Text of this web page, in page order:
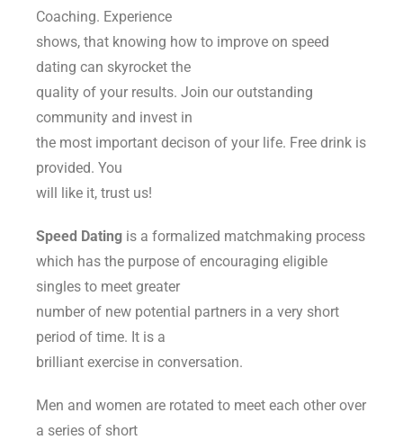
Coaching. Experience
shows, that knowing how to improve on speed
dating can skyrocket the
quality of your results. Join our outstanding
community and invest in
the most important decison of your life. Free drink is
provided. You
will like it, trust us!
Speed Dating is a formalized matchmaking process
which has the purpose of encouraging eligible
singles to meet greater
number of new potential partners in a very short
period of time. It is a
brilliant exercise in conversation.
Men and women are rotated to meet each other over
a series of short